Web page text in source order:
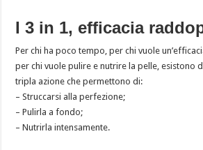
I 3 in 1, efficacia
Per chi ha poco tempo, per chi vuole
per chi vuole pulire e nutrire la pelle, esistono
tripla azione che permettono di:
– Struccarsi alla perfezione;
– Pulirla a fondo;
– Nutrirla intensamente.